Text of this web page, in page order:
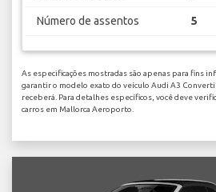
Número de assentos 5
As especificações mostradas são apenas para fins
garantir o modelo exato do veículo Audi A3
receberá. Para detalhes específicos, você deve
carros em Mallorca Aeroporto.